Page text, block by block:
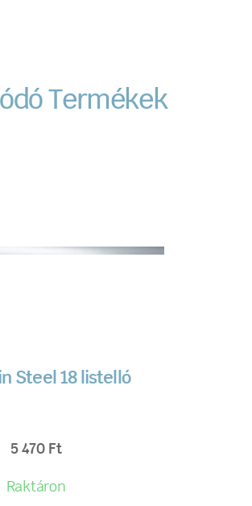
Termékek
Steel 18 listelló
5 470 Ft
Raktáron